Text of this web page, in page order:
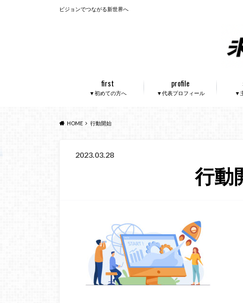
ビジョンでつながる新世界へ
▼初めての方へ
first
▼代表プロフィール
profile
▼
HOME 行動開始
2023.03.28
行動